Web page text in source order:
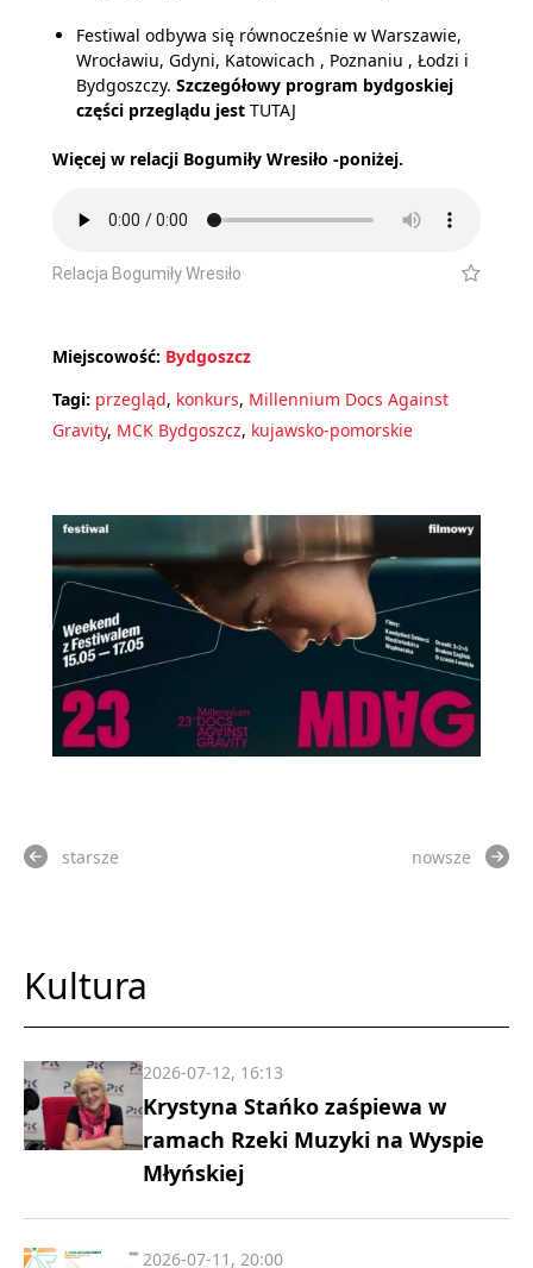
Festiwal odbywa się równocześnie w Warszawie,
Wrocławiu, Gdyni, Katowicach , Poznaniu , Łodzi i
Bydgoszczy. Szczegółowy program bydgoskiej
części przeglądu jest TUTAJ
Więcej w relacji Bogumiły Wresiło -poniżej.
Relacja Bogumiły Wresiło
Miejscowość: Bydgoszcz
Tagi: przegląd, konkurs, Millennium Docs Against
Gravity, MCK Bydgoszcz, kujawsko-pomorskie
starsze nowsze
Kultura
Krystyna Stańko zaśpiewa w
ramach Rzeki Muzyki na Wyspie
Młyńskiej
2026-07-12, 16:13
2026-07-11, 20:00